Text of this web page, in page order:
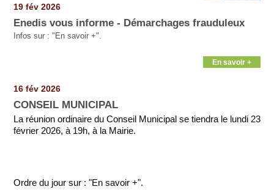
19 fév 2026
Enedis vous informe - Démarchages frauduleux
Infos sur : "En savoir +".
En savoir +
16 fév 2026
CONSEIL MUNICIPAL
La réunion ordinaire du Conseil Municipal se tiendra le lundi 23
février 2026, à 19h, à la Mairie.
Ordre du jour sur : "En savoir +".